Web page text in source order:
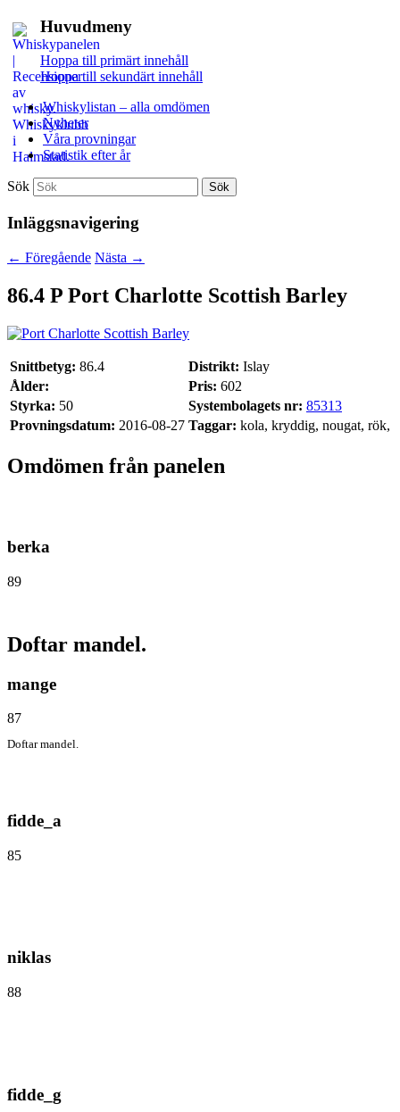
Huvudmeny
Hoppa till primärt innehåll
Hoppa till sekundärt innehåll
Whiskylistan – alla omdömen
Nyheter
Våra provningar
Statistik efter år
Sök
Inläggsnavigering
← Föregående Nästa →
86.4 P Port Charlotte Scottish Barley
Snittbetyg: 86.4 Distrikt: Islay
Ålder:
Pris: 602
Styrka: 50 Systembolagets nr: 85313
Provningsdatum: 2016-08-27 Taggar: kola, kryddig, nougat, rök,
Omdömen från panelen
berka
89
Doftar mandel.
mange
87
Doftar mandel.
fidde_a
85
niklas
88
fidde_g